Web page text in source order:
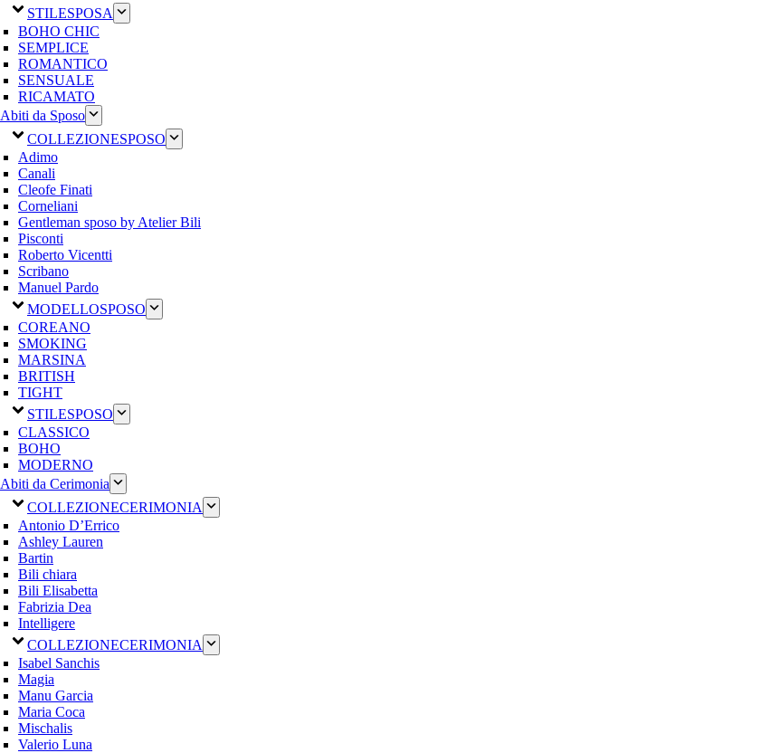
STILESPOSA
BOHO CHIC
SEMPLICE
ROMANTICO
SENSUALE
RICAMATO
Abiti da Sposo
COLLEZIONESPOSO
Adimo
Canali
Cleofe Finati
Corneliani
Gentleman sposo by Atelier Bili
Pisconti
Roberto Vicentti
Scribano
Manuel Pardo
MODELLOSPOSO
COREANO
SMOKING
MARSINA
BRITISH
TIGHT
STILESPOSO
CLASSICO
BOHO
MODERNO
Abiti da Cerimonia
COLLEZIONECERIMONIA
Antonio D’Errico
Ashley Lauren
Bartin
Bili chiara
Bili Elisabetta
Fabrizia Dea
Intelligere
COLLEZIONECERIMONIA
Isabel Sanchis
Magia
Manu Garcia
Maria Coca
Mischalis
Valerio Luna